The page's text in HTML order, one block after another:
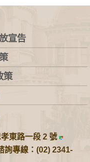
宣告
策
東路一段 2 號
詢專線：(02) 2341-